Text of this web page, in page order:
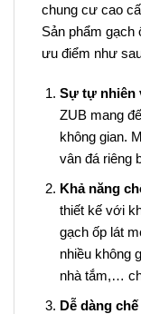
chung cư cao
Sản phẩm gạch
ưu điểm như
Sự tự nhiên
ZUB mang
không gian.
vân đá riêng
Khả năng
thiết kế với
gạch ốp lát
nhiều không
nhà tắm,…
Dễ dàng